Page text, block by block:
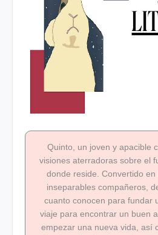
Quinto, un joven y apacible
visiones aterradoras sobre el
donde reside. Convertido
inseparables compañeros,
cuanto conocen para fundar
viaje para encontrar un buen
empezar una nueva vida, así